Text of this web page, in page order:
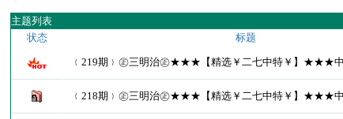
主题列表
状态
标题
﹛219期﹜㊣三明治㊣★★★【精选￥二七中特￥】★★★
﹛218期﹜㊣三明治㊣★★★【精选￥二七中特￥】★★★